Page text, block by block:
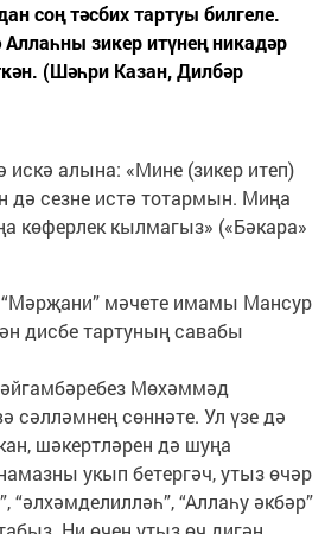
соң тәсбих тартуы билгеле.
зикер итүнең никадәр
(Шәһри Казан, Дилбәр
искә алына: «Мине (зикер итеп)
дә сезне истә тотармын. Миңа
көферлек кылмагыз» («Бәкара»
“Мәрҗани” мәчете имамы Мансур
дисбе тартуның савабы
Мөхәммәд
сәлләмнең сөннәте. Ул үзе дә
шәкертләрен дә шуңа
укып бетергәч, утыз өчәр
“әлхәмделилләһ”, “Аллаһу әкбәр”